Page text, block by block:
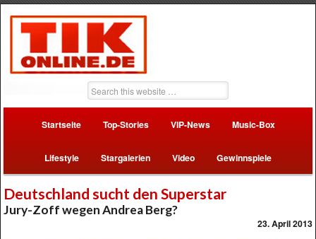
Startseite Top-Stories VIP-News Music-Box
Lifestyle Stargalerien Video Gewinnspiele
Deutschland sucht den Superstar
Jury-Zoff wegen Andrea Berg?
23. April 2013